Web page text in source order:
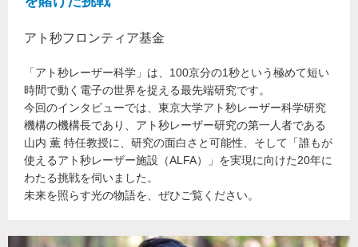
アト秒フロンティア基金
「アト秒レーザー科学」は、100京分の1秒という極めて短い
時間で動く電子の世界を捉える最先端研究です。
今回のインタビューでは、東京大学アト秒レーザー科学研究
機構の機構長であり、アト秒レーザー研究の第一人者である
山内 薫 特任教授に、研究の面白さと可能性、そして「誰もが
使えるアト秒レーザー施設（ALFA）」を実現に向けた20年に
わたる挑戦を伺いました。
未来を照らす光の物語を、ぜひご覧ください。